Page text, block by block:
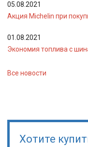
05.08.2021
Акция Michelin при
01.08.2021
Экономия топлива с
Все новости
Хотите